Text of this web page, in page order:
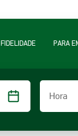
FIDELIDADE PARA
Hora